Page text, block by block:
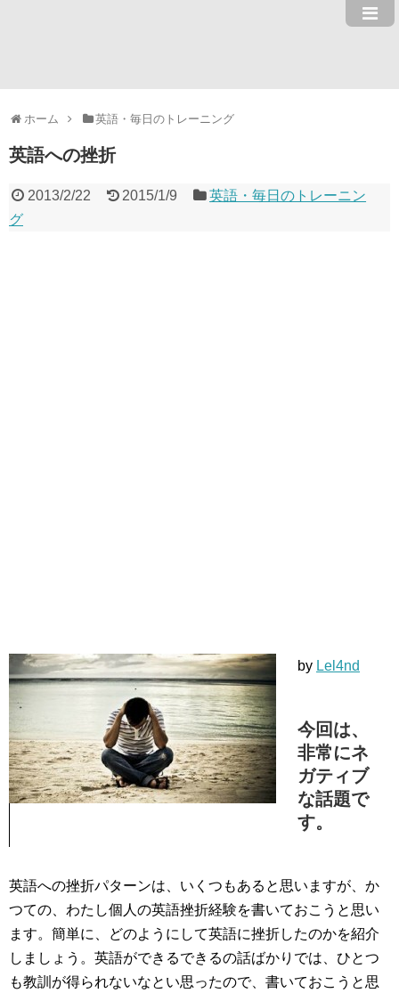
ホーム 英語・毎日のトレーニング
英語への挫折
2013/2/22 2015/1/9
英語・毎日のトレーニン
グ
by Lel4nd
今回は、
非常にネ
ガティブ
な話題で
す。
英語への挫折パターンは、いくつもあると思いますが、か
つての、わたし個人の英語挫折経験を書いておこうと思い
ます。簡単に、どのようにして英語に挫折したのかを紹介
しましょう。英語ができるできるの話ばかりでは、ひとつ
も教訓が得られないなとい思ったので、書いておこうと思